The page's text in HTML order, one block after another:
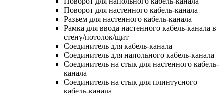
Поворот для настенного кабель-канала
Разъем для настенного кабель-канала
Рамка для ввода настенного кабель-канала в
стену/потолок/щит
Соединитель для кабель-канала
Соединитель для напольного кабель-канала
Соединитель на стык для настенного кабель-
канала
Соединитель на стык для плинтусного
кабель-канала